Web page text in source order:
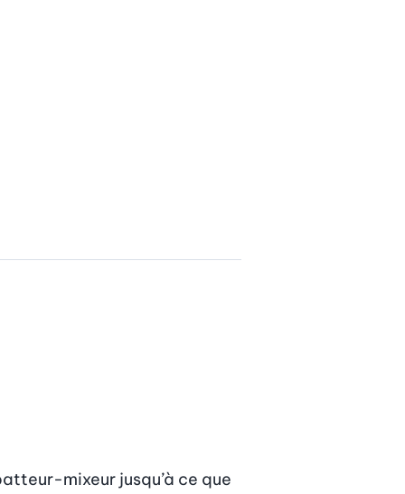
mixeur jusqu’à ce que